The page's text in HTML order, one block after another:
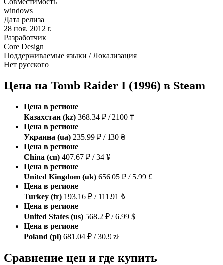
windows
Дата релиза
28 ноя. 2012 r.
Разработчик
Core Design
Поддерживаемые языки / Локализация
Нет русского
Цена на Tomb Raider I (1996) в Steam
Цена в регионе
Казахстан (kz) 368.34 ₽ / 2100 ₸
Цена в регионе
Украина (ua) 235.99 ₽ / 130 ₴
Цена в регионе
China (cn) 407.67 ₽ / 34 ¥
Цена в регионе
United Kingdom (uk) 656.05 ₽ / 5.99 £
Цена в регионе
Turkey (tr) 193.16 ₽ / 111.91 ₺
Цена в регионе
United States (us) 568.2 ₽ / 6.99 $
Цена в регионе
Poland (pl) 681.04 ₽ / 30.9 zł
Сравнение цен и где купить